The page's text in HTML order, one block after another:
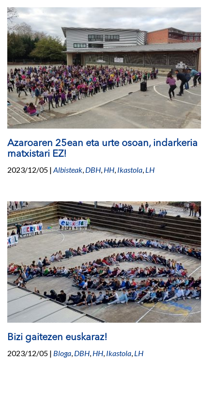
Azaroaren 25ean eta urte osoan, indarkeria
matxistari EZ!
2023/12/05 | Albisteak, DBH, HH, Ikastola, LH
Bizi gaitezen euskaraz!
2023/12/05 | Bloga, DBH, HH, Ikastola, LH